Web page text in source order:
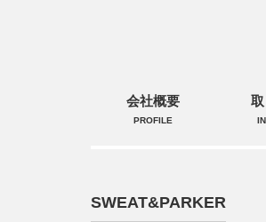
会社概要
PROFILE
SWEAT&PARKER